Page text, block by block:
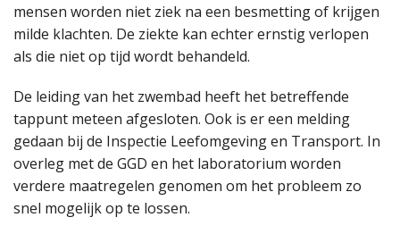
mensen worden niet ziek na een besmetting of krijgen
milde klachten. De ziekte kan echter ernstig verlopen
als die niet op tijd wordt behandeld.
De leiding van het zwembad heeft het betreffende
tappunt meteen afgesloten. Ook is er een melding
gedaan bij de Inspectie Leefomgeving en Transport. In
overleg met de GGD en het laboratorium worden
verdere maatregelen genomen om het probleem zo
snel mogelijk op te lossen.